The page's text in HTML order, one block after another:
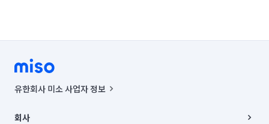
유한회사 미소 사업자 정보
00019 |
회사